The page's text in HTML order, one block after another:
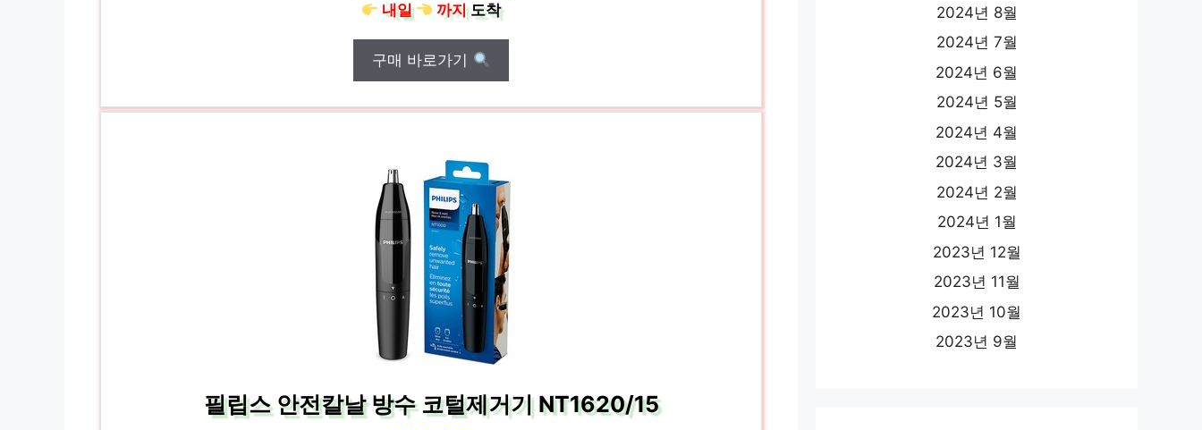
내일
까지도착
구매 바로가기
필립스 안전칼날 방수 코털제거기 NT1620/15
2024년 8월
2024년 7월
2024년 6월
2024년 5월
2024년 4월
2024년 3월
2024년 2월
2024년 1월
2023년 12월
2023년 11월
2023년 10월
2023년 9월